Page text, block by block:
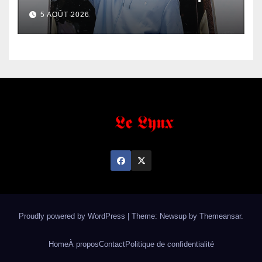
5 AOÛT 2026
Proudly powered by WordPress Theme: Newsup by Themeansar.
HomeÀ proposContactPolitique de confidentialité